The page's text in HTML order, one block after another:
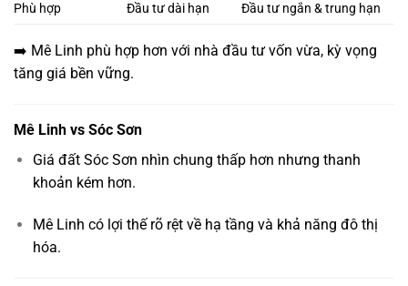
Phù hợp
Đầu tư dài hạn Đầu tư ngắn & trung hạn
➡️ Mê Linh phù hợp hơn với nhà đầu tư vốn vừa, kỳ vọng
tăng giá bền vững.
Mê Linh vs Sóc Sơn
Giá đất Sóc Sơn nhìn chung thấp hơn nhưng thanh
khoản kém hơn.
Mê Linh có lợi thế rõ rệt về hạ tầng và khả năng đô thị
hóa.